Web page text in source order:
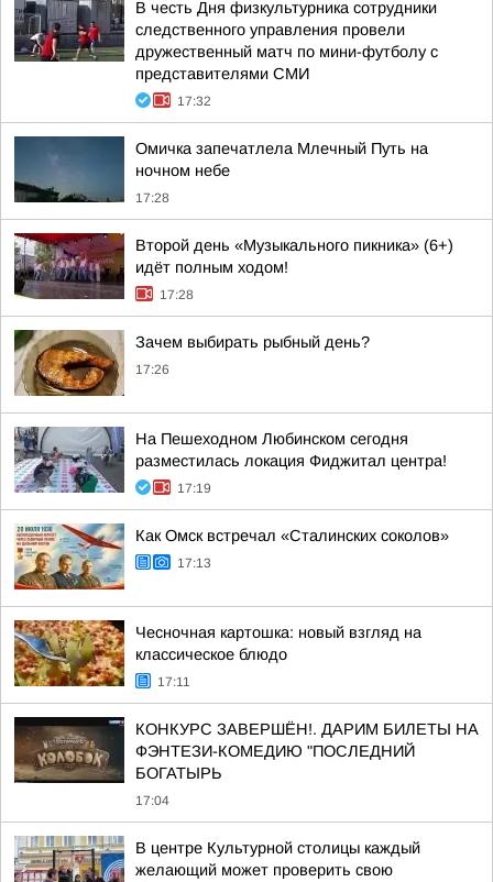
В честь Дня физкультурника сотрудники
следственного управления провели
дружественный матч по мини-футболу с
представителями СМИ
17:32
Омичка запечатлела Млечный Путь на
ночном небе
17:28
Второй день «Музыкального пикника» (6+)
идёт полным ходом!
17:28
Зачем выбирать рыбный день?
17:26
На Пешеходном Любинском сегодня
разместилась локация Фиджитал центра!
17:19
Как Омск встречал «Сталинских соколов»
17:13
Чесночная картошка: новый взгляд на
классическое блюдо
17:11
КОНКУРС ЗАВЕРШЁН!. ДАРИМ БИЛЕТЫ НА
ФЭНТЕЗИ-КОМЕДИЮ "ПОСЛЕДНИЙ
БОГАТЫРЬ
17:04
В центре Культурной столицы каждый
желающий может проверить свою